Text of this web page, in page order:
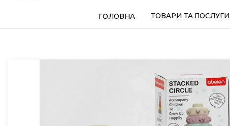
ГОЛОВНА ТОВАРИ ТА ПОСЛУГИ